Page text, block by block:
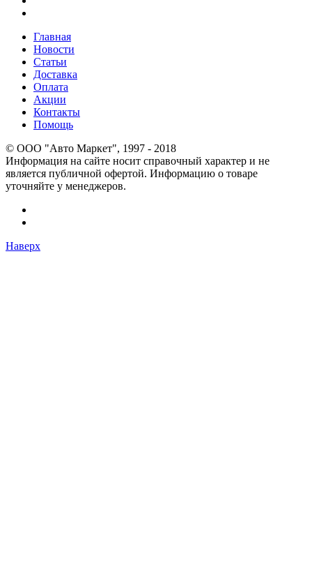
Главная
Новости
Статьи
Доставка
Оплата
Акции
Контакты
Помощь
© OOO "Авто Маркет", 1997 - 2018
Информация на сайте носит справочный характер и не
является публичной офертой. Информацию о товаре
уточняйте у менеджеров.
Наверх